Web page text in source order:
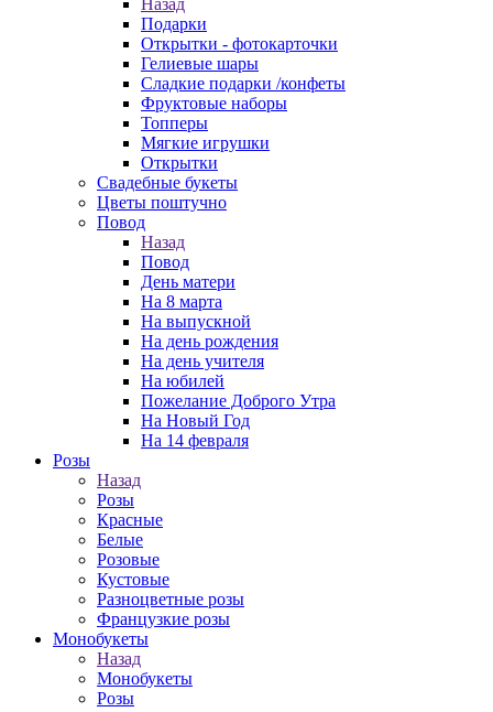
Назад
Подарки
Открытки - фотокарточки
Гелиевые шары
Сладкие подарки /конфеты
Фруктовые наборы
Топперы
Мягкие игрушки
Открытки
Свадебные букеты
Цветы поштучно
Повод
Назад
Повод
День матери
На 8 марта
На выпускной
На день рождения
На день учителя
На юбилей
Пожелание Доброго Утра
На Новый Год
На 14 февраля
Розы
Назад
Розы
Красные
Белые
Розовые
Кустовые
Разноцветные розы
Французкие розы
Монобукеты
Назад
Монобукеты
Розы